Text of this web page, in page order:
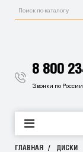
8 800
Звонки по
ГЛАВНАЯ ДИСКИ